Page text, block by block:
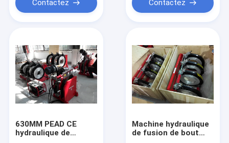
Produits
Au sujet de nous
Visite d'usine
Contactez Contactez
630MM PEAD CE
hydraulique de
Machine hydraulique
de fusion de bout